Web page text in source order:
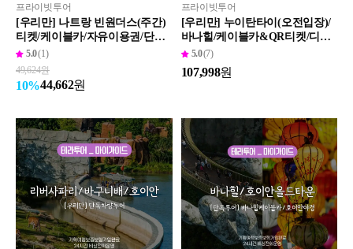
프라이빗투어
[우리만] 나트랑 빈원더스(주간)
티켓/케이블카/자유이용권/단독
왕복차량
5.0(1)
49,624원
10%44,662원
프라이빗투어
[우리만] 누이탄타이(오전입장)/
바나힐/케이블카&QR티켓/디너
뷔페 종일투어(머드온천추가가
5.0(7)
107,998원